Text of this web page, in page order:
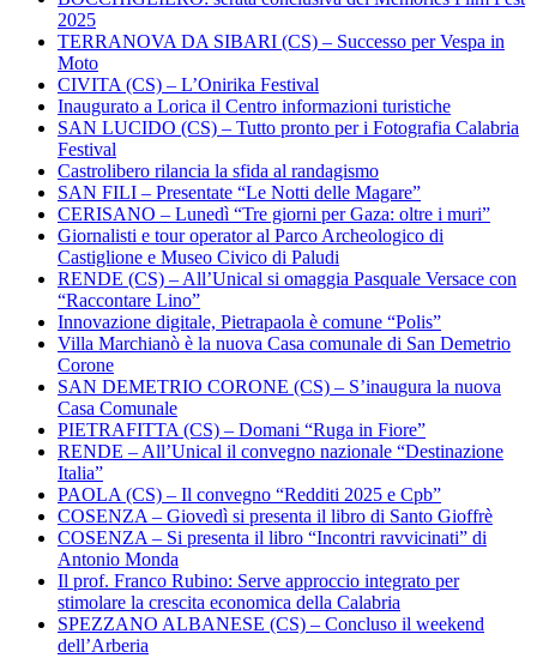
2025
TERRANOVA DA SIBARI (CS) – Successo per Vespa in
Moto
CIVITA (CS) – L’Onirika Festival
Inaugurato a Lorica il Centro informazioni turistiche
SAN LUCIDO (CS) – Tutto pronto per i Fotografia Calabria
Festival
Castrolibero rilancia la sfida al randagismo
SAN FILI – Presentate “Le Notti delle Magare”
CERISANO – Lunedì “Tre giorni per Gaza: oltre i muri”
Giornalisti e tour operator al Parco Archeologico di
Castiglione e Museo Civico di Paludi
RENDE (CS) – All’Unical si omaggia Pasquale Versace con
“Raccontare Lino”
Innovazione digitale, Pietrapaola è comune “Polis”
Villa Marchianò è la nuova Casa comunale di San Demetrio
Corone
SAN DEMETRIO CORONE (CS) – S’inaugura la nuova
Casa Comunale
PIETRAFITTA (CS) – Domani “Ruga in Fiore”
RENDE – All’Unical il convegno nazionale “Destinazione
Italia”
PAOLA (CS) – Il convegno “Redditi 2025 e Cpb”
COSENZA – Giovedì si presenta il libro di Santo Gioffrè
COSENZA – Si presenta il libro “Incontri ravvicinati” di
Antonio Monda
Il prof. Franco Rubino: Serve approccio integrato per
stimolare la crescita economica della Calabria
SPEZZANO ALBANESE (CS) – Concluso il weekend
dell’Arberia